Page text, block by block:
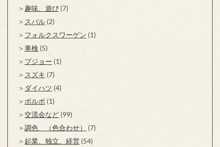
趣味、遊び (7)
スバル (2)
フォルクスワーゲン (1)
車検 (5)
プジョー (1)
スズキ (7)
ダイハツ (4)
ボルボ (1)
交流会など (99)
調色 （色合わせ）
(7)
起業、独立、経営 (54)